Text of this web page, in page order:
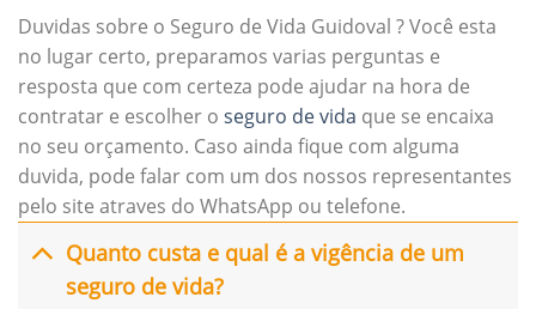
Duvidas sobre o Seguro de Vida Guidoval ? Você esta
no lugar certo, preparamos varias perguntas e
resposta que com certeza pode ajudar na hora de
contratar e escolher o seguro de vida que se encaixa
no seu orçamento. Caso ainda fique com alguma
duvida, pode falar com um dos nossos representantes
pelo site atraves do WhatsApp ou telefone.
Quanto custa e qual é a vigência de um
seguro de vida?